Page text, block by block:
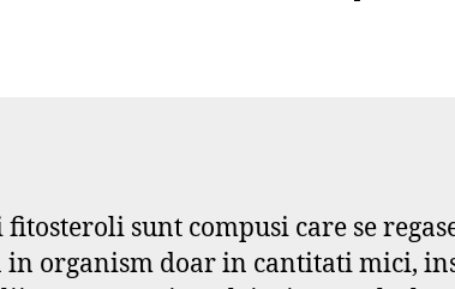
sunt compusi care se
organism doar in cantitati mici,